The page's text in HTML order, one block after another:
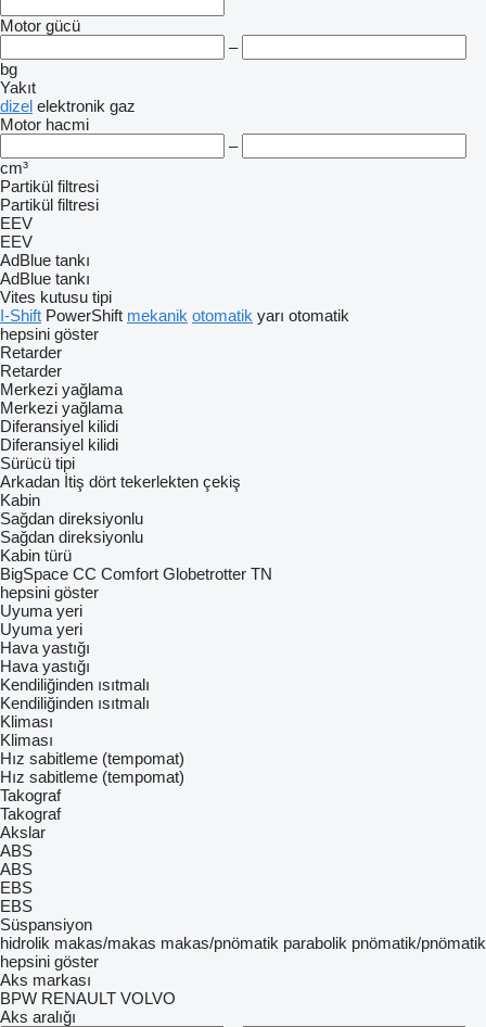
Motor gücü
–
bg
Yakıt
dizel elektronik gaz
Motor hacmi
–
cm³
Partikül filtresi
Partikül filtresi
EEV
EEV
AdBlue tankı
AdBlue tankı
Vites kutusu tipi
I-Shift PowerShift mekanik otomatik yarı otomatik
hepsini göster
Retarder
Retarder
Merkezi yağlama
Merkezi yağlama
Diferansiyel kilidi
Diferansiyel kilidi
Sürücü tipi
Arkadan İtiş dört tekerlekten çekiş
Kabin
Sağdan direksiyonlu
Sağdan direksiyonlu
Kabin türü
BigSpace CC Comfort Globetrotter TN
hepsini göster
Uyuma yeri
Uyuma yeri
Hava yastığı
Hava yastığı
Kendiliğinden ısıtmalı
Kendiliğinden ısıtmalı
Kliması
Kliması
Hız sabitleme (tempomat)
Hız sabitleme (tempomat)
Takograf
Takograf
Akslar
ABS
ABS
EBS
EBS
Süspansiyon
hidrolik makas/makas makas/pnömatik parabolik pnömatik/pnömatik
hepsini göster
Aks markası
BPW RENAULT VOLVO
Aks aralığı